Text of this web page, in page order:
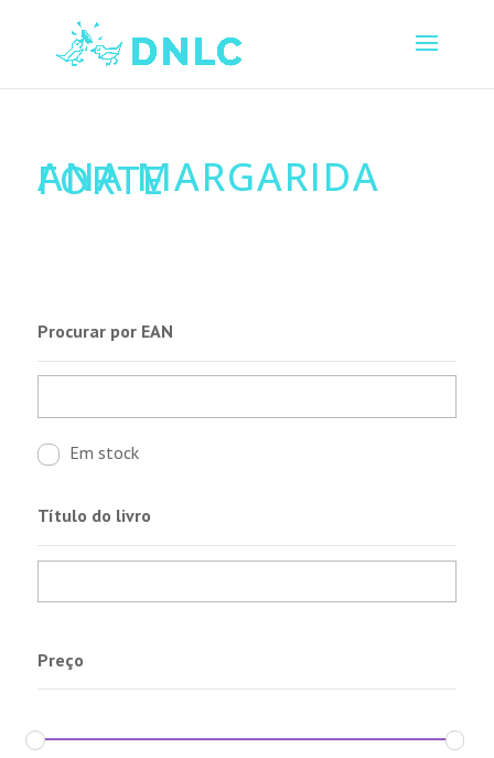
ANA MARGARIDA
FORTE
Procurar por EAN
Em stock
Título do livro
Preço